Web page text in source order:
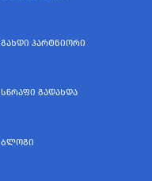
ᲒᲐᲮᲓᲘ ᲞᲐᲠᲢᲜᲘᲝᲠᲘ
ᲡᲬᲠᲐᲤᲘ ᲒᲐᲓᲐᲮᲓᲐ
ᲑᲚᲝᲒᲘ